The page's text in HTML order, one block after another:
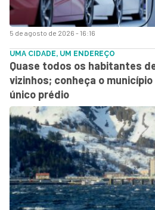
5 de agosto de 2026 - 16:16
UMA CIDADE, UM ENDEREÇO
Quase todos os habitantes
vizinhos; conheça o
único prédio